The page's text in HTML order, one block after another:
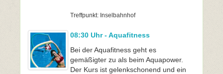
Treffpunkt: Inselbahnhof
08:30 Uhr - Aquafitness
Bei der Aquafitness geht es
gemäßigter zu als beim Aquapower.
Der Kurs ist gelenkschonend und ein